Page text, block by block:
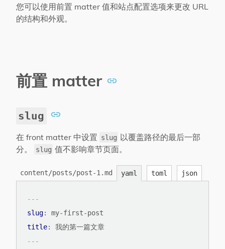
您可以使用前置 matter 值和站点配置选项来更改 URL
的结构和外观。
前置 matter
slug
在 front matter 中设置 slug 以覆盖路径的最后一部
分。
slug 值不影响章节页面。
content/posts/post-1.md yaml toml json
---
slug:
my-first-post
title:
我的第一篇文章
---